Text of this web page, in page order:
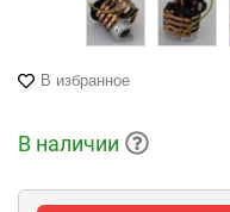
В избранное
В наличии